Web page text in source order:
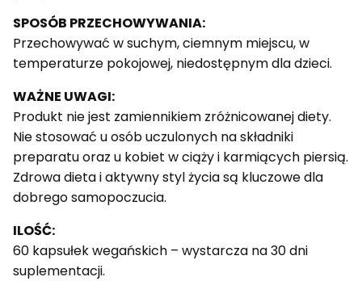
SPOSÓB PRZECHOWYWANIA:
Przechowywać w suchym, ciemnym miejscu, w
temperaturze pokojowej, niedostępnym dla dzieci.
WAŻNE UWAGI:
Produkt nie jest zamiennikiem zróżnicowanej diety.
Nie stosować u osób uczulonych na składniki
preparatu oraz u kobiet w ciąży i karmiących piersią.
Zdrowa dieta i aktywny styl życia są kluczowe dla
dobrego samopoczucia.
ILOŚĆ:
60 kapsułek wegańskich – wystarcza na 30 dni
suplementacji.